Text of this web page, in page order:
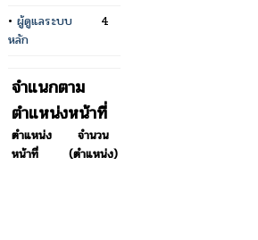
• ผู้ดูแลระบบ
หลัก
4
จำแนกตาม
ตำแหน่งหน้าที่
ตำแหน่ง
หน้าที่
จำนวน
(ตำแหน่ง)